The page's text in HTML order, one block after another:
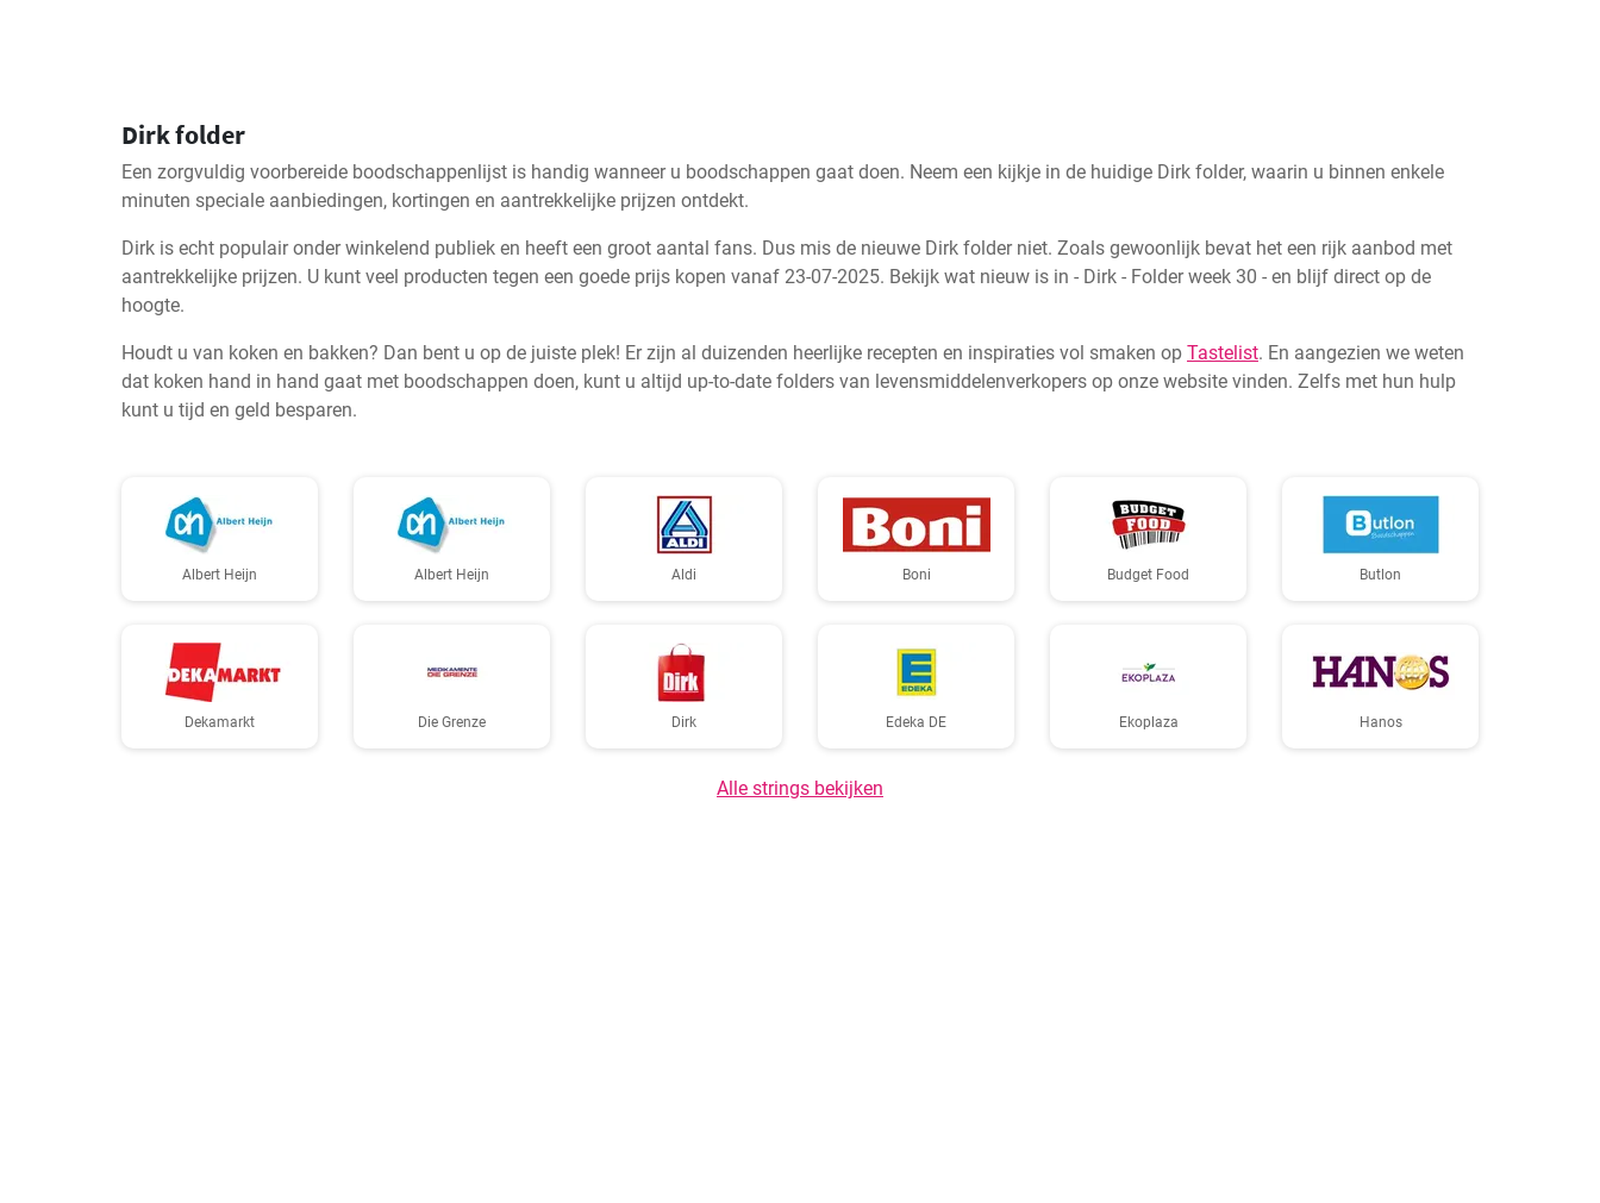
Dirk folder
Een zorgvuldig voorbereide boodschappenlijst is handig wanneer u boodschappen gaat doen. Neem een kijkje in de huidige Dirk folder, waarin u binnen enkele
minuten speciale aanbiedingen, kortingen en aantrekkelijke prijzen ontdekt.
Dirk is echt populair onder winkelend publiek en heeft een groot aantal fans. Dus mis de nieuwe Dirk folder niet. Zoals gewoonlijk bevat het een rijk aanbod met
aantrekkelijke prijzen. U kunt veel producten tegen een goede prijs kopen vanaf 23-07-2025. Bekijk wat nieuw is in - Dirk - Folder week 30 - en blijf direct op de
hoogte.
Houdt u van koken en bakken? Dan bent u op de juiste plek! Er zijn al duizenden heerlijke recepten en inspiraties vol smaken op Tastelist. En aangezien we weten
dat koken hand in hand gaat met boodschappen doen, kunt u altijd up-to-date folders van levensmiddelenverkopers op onze website vinden. Zelfs met hun hulp
kunt u tijd en geld besparen.
Albert Heijn Albert Heijn Aldi Boni Budget Food Butlon
Dekamarkt Die Grenze Dirk Edeka DE Ekoplaza Hanos
Alle strings bekijken